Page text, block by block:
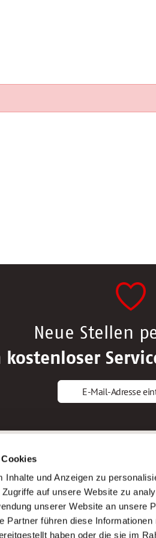
Inhalte und Anzeigen zu
auf unsere Website zu
unserer Website an unsere
Partner führen diese
haben oder die sie im
Neue Stellen
kostenloser
E-Mail-Adresse
Altenpfleger*in
Krankenpfleger*in
Altenpflegehelfer*in
Erzieher*in